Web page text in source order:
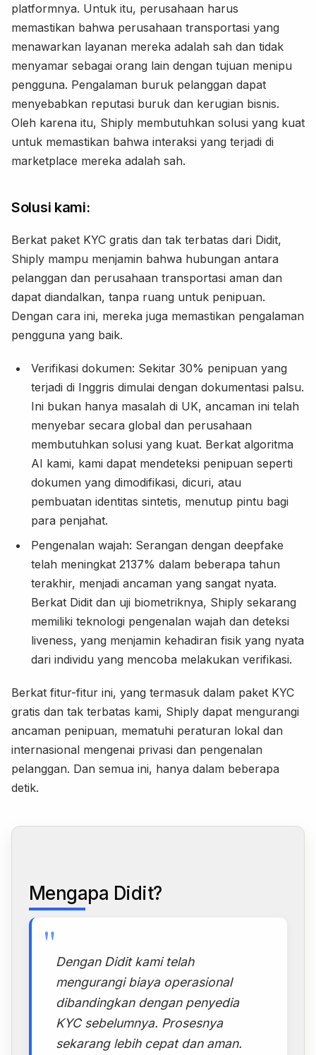
platformnya. Untuk itu, perusahaan harus
memastikan bahwa perusahaan transportasi yang
menawarkan layanan mereka adalah sah dan tidak
menyamar sebagai orang lain dengan tujuan menipu
pengguna. Pengalaman buruk pelanggan dapat
menyebabkan reputasi buruk dan kerugian bisnis.
Oleh karena itu, Shiply membutuhkan solusi yang kuat
untuk memastikan bahwa interaksi yang terjadi di
marketplace mereka adalah sah.
Solusi kami:
Berkat paket KYC gratis dan tak terbatas dari Didit,
Shiply mampu menjamin bahwa hubungan antara
pelanggan dan perusahaan transportasi aman dan
dapat diandalkan, tanpa ruang untuk penipuan.
Dengan cara ini, mereka juga memastikan pengalaman
pengguna yang baik.
Verifikasi dokumen: Sekitar 30% penipuan yang
terjadi di Inggris dimulai dengan dokumentasi palsu.
Ini bukan hanya masalah di UK, ancaman ini telah
menyebar secara global dan perusahaan
membutuhkan solusi yang kuat. Berkat algoritma
AI kami, kami dapat mendeteksi penipuan seperti
dokumen yang dimodifikasi, dicuri, atau
pembuatan identitas sintetis, menutup pintu bagi
para penjahat.
Pengenalan wajah: Serangan dengan deepfake
telah meningkat 2137% dalam beberapa tahun
terakhir, menjadi ancaman yang sangat nyata.
Berkat Didit dan uji biometriknya, Shiply sekarang
memiliki teknologi pengenalan wajah dan deteksi
liveness, yang menjamin kehadiran fisik yang nyata
dari individu yang mencoba melakukan verifikasi.
Berkat fitur-fitur ini, yang termasuk dalam paket KYC
gratis dan tak terbatas kami, Shiply dapat mengurangi
ancaman penipuan, mematuhi peraturan lokal dan
internasional mengenai privasi dan pengenalan
pelanggan. Dan semua ini, hanya dalam beberapa
detik.
Mengapa Didit?
"Dengan Didit kami telah
mengurangi biaya operasional
dibandingkan dengan penyedia
KYC sebelumnya. Prosesnya
sekarang lebih cepat dan aman.